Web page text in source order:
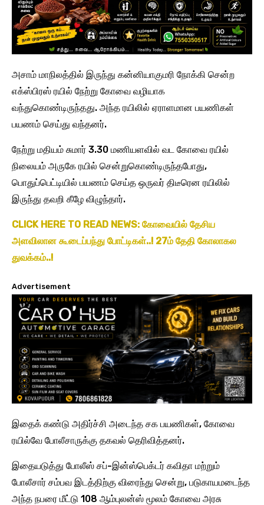
அசாம் மாநிலத்தில் இருந்து கன்னியாகுமரி நோக்கி சென்ற
எக்ஸ்பிரஸ் ரயில் நேற்று கோவை வழியாக
வந்துகொண்டிருந்தது. அந்த ரயிலில் ஏராளமான பயணிகள்
பயணம் செய்து வந்தனர்.
நேற்று மதியம் சுமார் 3.30 மணியளவில் வட கோவை ரயில்
நிலையம் அருகே ரயில் சென்றுகொண்டிருந்தபோது,
பொதுப்பெட்டியில் பயணம் செய்த ஒருவர் திடீரென ரயிலில்
இருந்து தவறி கீழே விழுந்தார்.
CLICK HERE TO READ NEWS: கோவையில் தேசிய
அளவிலான கூடைப்பந்து போட்டிகள்..! 27ம் தேதி கோலாகல
துவக்கம்..!
Advertisement
இதைக் கண்டு அதிர்ச்சி அடைந்த சக பயணிகள், கோவை
ரயில்வே போலீசாருக்கு தகவல் தெரிவித்தனர்.
இதையடுத்து போலீஸ் சப்-இன்ஸ்பெக்டர் கவிதா மற்றும்
போலீசார் சம்பவ இடத்திற்கு விரைந்து சென்று, படுகாயமடைந்த
அந்த நபரை மீட்டு 108 ஆம்புலன்ஸ் மூலம் கோவை அரசு